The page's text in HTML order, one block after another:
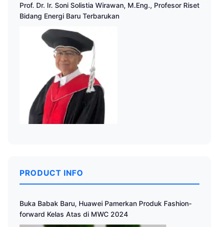
Prof. Dr. Ir. Soni Solistia Wirawan, M.Eng., Profesor Riset
Bidang Energi Baru Terbarukan
PRODUCT INFO
Buka Babak Baru, Huawei Pamerkan Produk Fashion-
forward Kelas Atas di MWC 2024